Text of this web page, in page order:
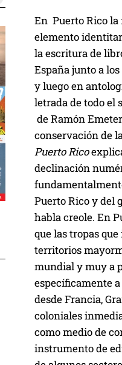
En Puerto Rico la
elemento
la escritura de
España junto a
y luego en
letrada de todo el
de Ramón
conservación de
Puerto Rico
declinación
Puerto Rico y del
habla creole. En
que las tropas
territorios
mundial y muy a
específicamente
desde Francia,
coloniales
como medio de
instrumento de